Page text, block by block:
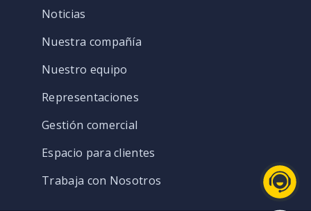
Noticias
Nuestra compañía
Nuestro equipo
Representaciones
Gestión comercial
Espacio para clientes
Trabaja con Nosotros